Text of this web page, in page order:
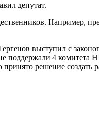
депутат.
Например,
выступил с
поддержали 4 комитета
решение